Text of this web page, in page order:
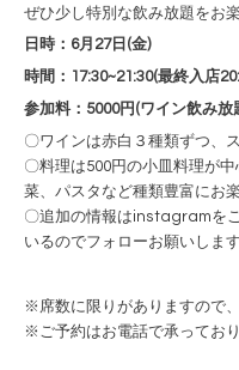
ぜひ少し特別な飲み放題をお
日時：6月27日(金)
時間：17:30~21:30(最終入店
参加料：5000円(ワイン飲み
〇ワインは赤白３種類ずつ、
〇料理は500円の小皿料理が
菜、パスタなど種類豊富にお
〇追加の情報はinstagramを
いるのでフォローお願いします
※席数に限りがありますので
※ご予約はお電話で承っており